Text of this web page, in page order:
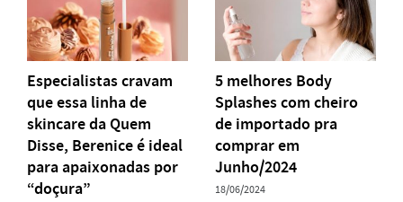
Especialistas cravam
que essa linha de
skincare da Quem
Disse, Berenice é ideal
para apaixonadas por
“doçura”
5 melhores Body
Splashes com cheiro
de importado pra
comprar em
Junho/2024
18/06/2024